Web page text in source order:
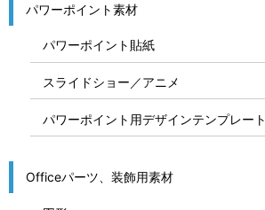
パワーポイント素材
パワーポイント貼紙
スライドショー／アニメ
パワーポイント用デザインテンプレート
Officeパーツ、装飾用素材